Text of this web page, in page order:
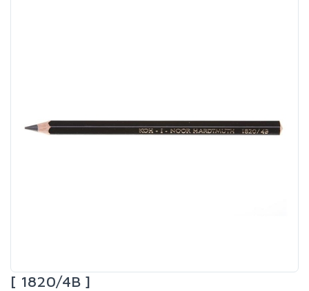
[ 1820/4B ]